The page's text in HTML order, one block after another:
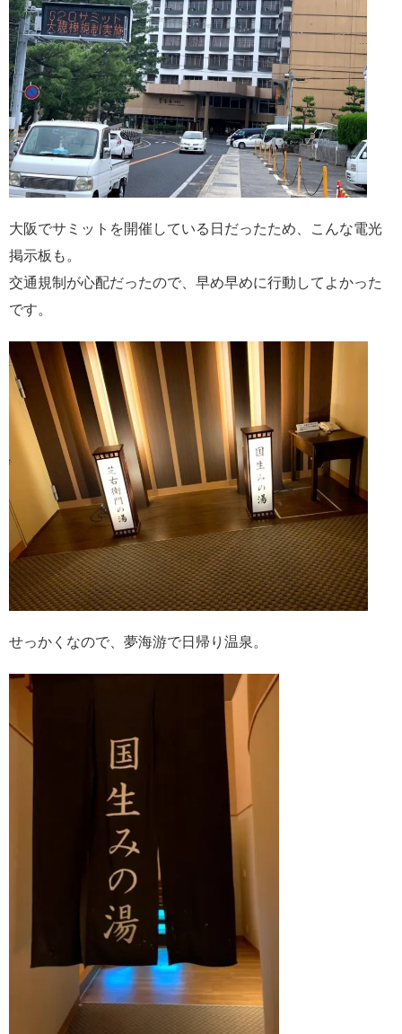
大阪でサミットを開催している日だったため、こんな電光
掲示板も。
交通規制が心配だったので、早め早めに行動してよかった
です。
せっかくなので、夢海游で日帰り温泉。